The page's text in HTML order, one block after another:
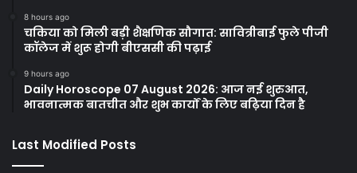
8 hours ago
चकिया को मिली बड़ी शैक्षणिक सौगात: सावित्रीबाई फुले पीजी
कॉलेज में शुरू होगी बीएससी की पढ़ाई
9 hours ago
Daily Horoscope 07 August 2026: आज नई शुरुआत,
भावनात्मक बातचीत और शुभ कार्यों के लिए बढ़िया दिन है
Last Modified Posts